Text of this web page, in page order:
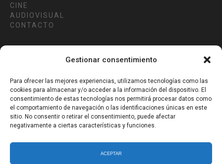
Gestionar consentimiento
Para ofrecer las mejores experiencias, utilizamos tecnologías como las
cookies para almacenar y/o acceder a la información del dispositivo. El
consentimiento de estas tecnologías nos permitirá procesar datos como
el comportamiento de navegación o las identificaciones únicas en este
sitio. No consentir o retirar el consentimiento, puede afectar
negativamente a ciertas características y funciones.
ACEPTAR
CINE
AUDIOVISUAL
CONTACTO
POLITICA DE PRIVACIDAD
Síguenos en